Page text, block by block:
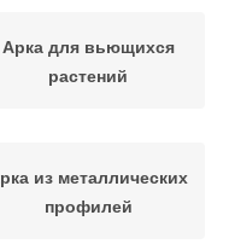
Арка для вьющихся
растений
из металлических
профилей